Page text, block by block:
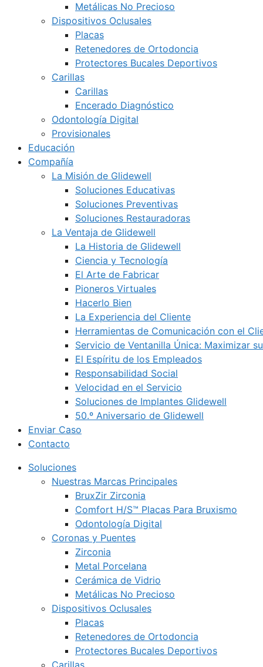
Metálicas No Precioso
Dispositivos Oclusales
Placas
Retenedores de Ortodoncia
Protectores Bucales Deportivos
Carillas
Carillas
Encerado Diagnóstico
Odontología Digital
Provisionales
Educación
Compañía
La Misión de Glidewell
Soluciones Educativas
Soluciones Preventivas
Soluciones Restauradoras
La Ventaja de Glidewell
La Historia de Glidewell
Ciencia y Tecnología
El Arte de Fabricar
Pioneros Virtuales
Hacerlo Bien
La Experiencia del Cliente
Herramientas de Comunicación con el
Servicio de Ventanilla Única: Maximizar
El Espíritu de los Empleados
Responsabilidad Social
Velocidad en el Servicio
Soluciones de Implantes Glidewell
50.º Aniversario de Glidewell
Enviar Caso
Contacto
Soluciones
Nuestras Marcas Principales
BruxZir Zirconia
Comfort H/S™ Placas Para Bruxismo
Odontología Digital
Coronas y Puentes
Zirconia
Metal Porcelana
Cerámica de Vidrio
Metálicas No Precioso
Dispositivos Oclusales
Placas
Retenedores de Ortodoncia
Protectores Bucales Deportivos
Carillas